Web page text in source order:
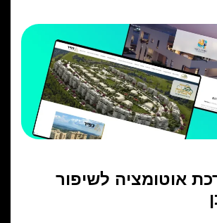
אוטומציה לשיפור